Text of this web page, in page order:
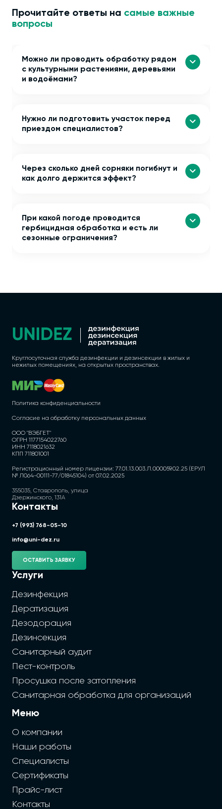
Прочитайте ответы на самые важные
вопросы
Можно ли проводить обработку рядом
с культурными растениями, деревьями
и водоёмами?
Нужно ли подготовить участок перед
приездом специалистов?
Через сколько дней сорняки погибнут и
как долго держится эффект?
При какой погоде проводится
гербицидная обработка и есть ли
сезонные ограничения?
Круглосуточная служба дезинфекции и дезинсекции в жилых и
нежилых помещениях, на открытых пространствах.
Политика конфиденциальности
Согласие на обработку персональных данных
ООО "ВЭБГЕТ"
ОГРН 1177154022760
ИНН 7118021632
КПП 711801001
Регистрационный номер лицензии: 77.01.13.003.Л.000059.02.25 (ЕРУЛ
№ Л064-00111-77/01845104) от 07.02.2025
355035, Ставрополь, улица
Дзержинского, 131А
Контакты
+7 (993) 768-05-10
info@uni-dez.ru
ОСТАВИТЬ ЗАЯВКУ
Услуги
Дезинфекция
Дератизация
Дезодорация
Дезинсекция
Санитарный аудит
Пест-контроль
Просушка после затопления
Санитарная обработка для организаций
Меню
О компании
Наши работы
Специалисты
Сертификаты
Прайс-лист
Контакты